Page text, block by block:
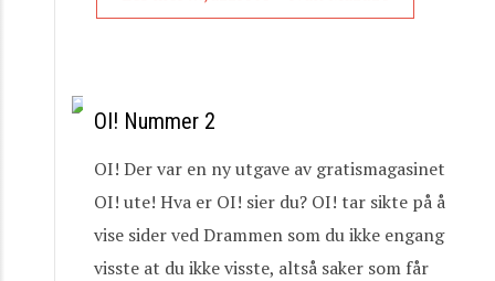
OI! Nummer 2
OI! Der var en ny utgave av gratismagasinet
OI! ute! Hva er OI! sier du? OI! tar sikte på å
vise sider ved Drammen som du ikke engang
visste at du ikke visste, altså saker som får